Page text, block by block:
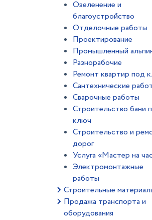
Озеленение и
благоустройство
Отделочные работы
Проектирование
Промышленный
Разнорабочие
Ремонт квартир под
Сантехнические
Сварочные работы
Строительство бани
ключ
Строительство и
дорог
Услуга «Мастер на
Электромонтажные
работы
Строительные
Продажа транспорта и
оборудования